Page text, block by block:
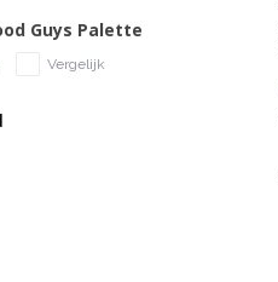
Guys Palette
Vergelijk